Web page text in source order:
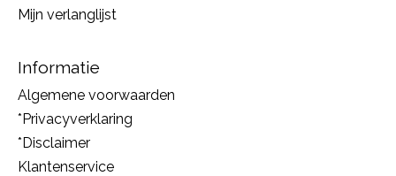
Mijn verlanglijst
Informatie
Algemene voorwaarden
*Privacyverklaring
*Disclaimer
Klantenservice